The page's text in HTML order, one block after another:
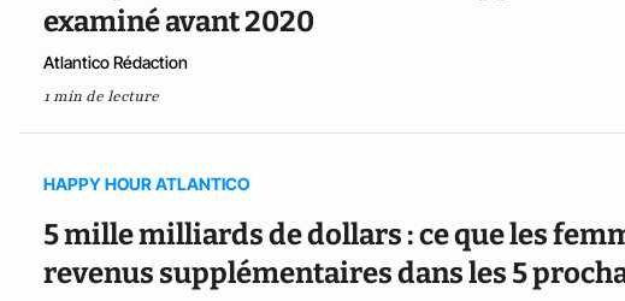
examiné avant 2020
Atlantico Rédaction
1 min de lecture
HAPPY HOUR ATLANTICO
5 mille milliards de dollars : ce que les
revenus supplémentaires dans les 5